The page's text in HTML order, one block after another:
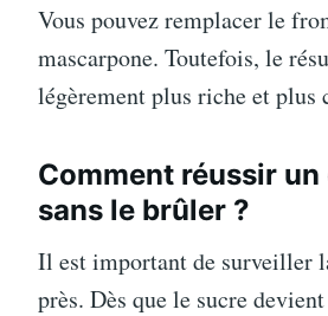
Vous pouvez remplacer le
mascarpone. Toutefois, le
légèrement plus riche et plus
Comment réussir un
sans le brûler ?
Il est important de surveiller
près. Dès que le sucre